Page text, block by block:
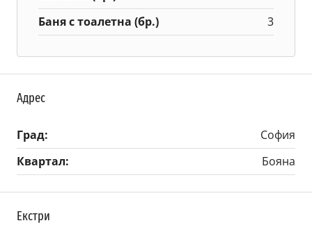
Баня с тоалетна (бр.)
3
Адрес
Град:
София
Квартал:
Бояна
Екстри